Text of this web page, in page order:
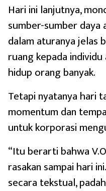
Hari ini lanjutnya,
sumber-sumber daya
dalam aturanya jelas
ruang kepada
hidup orang banyak.
Tetapi nyatanya hari
momentum dan
untuk korporasi
“Itu berarti bahwa
rasakan sampai hari
secara tekstual,